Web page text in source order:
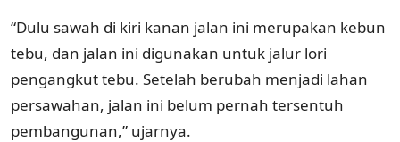
“Dulu sawah di kiri kanan jalan ini merupakan kebun
tebu, dan jalan ini digunakan untuk jalur lori
pengangkut tebu. Setelah berubah menjadi lahan
persawahan, jalan ini belum pernah tersentuh
pembangunan,” ujarnya.